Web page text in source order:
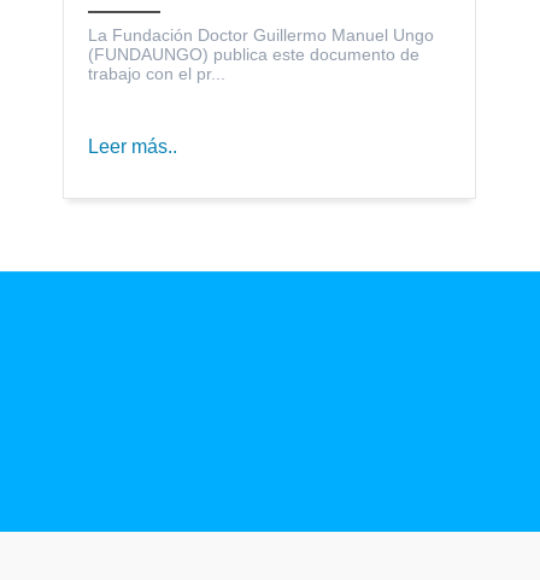
La Fundación Doctor Guillermo Manuel Ungo
(FUNDAUNGO) publica este documento de
trabajo con el pr...
Leer más..